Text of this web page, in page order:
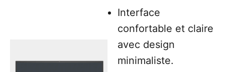
Interface
confortable et claire
avec design
minimaliste.